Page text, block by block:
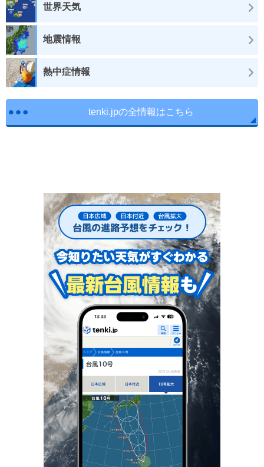
世界天気
地震情報
熱中症情報
tenki.jpの全情報はこちら